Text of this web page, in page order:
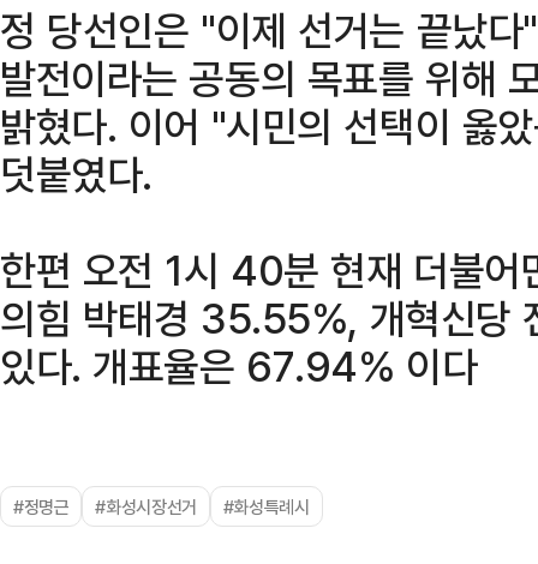
정 당선인은 "이제 선거는 끝났
발전이라는 공동의 목표를 위해
밝혔다. 이어 "시민의 선택이 옳
덧붙였다.
한편 오전 1시 40분 현재 더불
의힘 박태경 35.55%, 개혁신당
있다. 개표율은 67.94% 이다
#정명근 #화성시장선거 #화성특례시